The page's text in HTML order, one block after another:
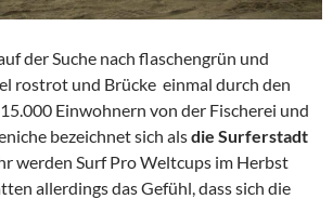
der Suche nach flaschengrün und
rostrot und Brücke einmal durch den
Einwohnern von der Fischerei und
bezeichnet sich alsdie Surferstadt
werden Surf Pro Weltcups im Herbst
allerdings das Gefühl, dass sich die